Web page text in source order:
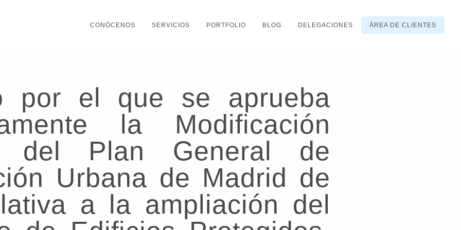
CONÓCENOS SERVICIOS PORTFOLIO BLOG DELEGACIONES ÁREA DE CLIENTES
por el que se aprueba
la Modificación
del Plan General de
Urbana de Madrid de
a la ampliación del